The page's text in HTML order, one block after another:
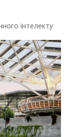
інтелекту